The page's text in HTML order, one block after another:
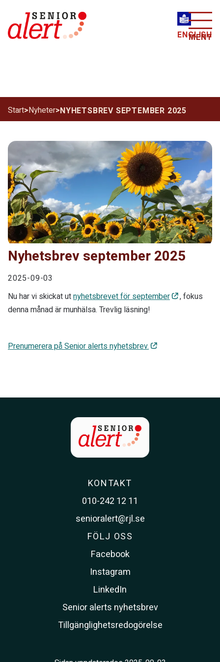
ENGLISH
MENY
Start>Nyheter>NYHETSBREV SEPTEMBER 2025
Nyhetsbrev september 2025
2025-09-03
Nu har vi skickat utnyhetsbrevet för september
, fokus
denna månad är munhälsa. Trevlig läsning!
Prenumerera på Senior alerts nyhetsbrev.
KONTAKT
010-242 12 11
senioralert@rjl.se
FÖLJ OSS
Facebook
Instagram
LinkedIn
Senior alerts nyhetsbrev
Tillgänglighetsredogörelse